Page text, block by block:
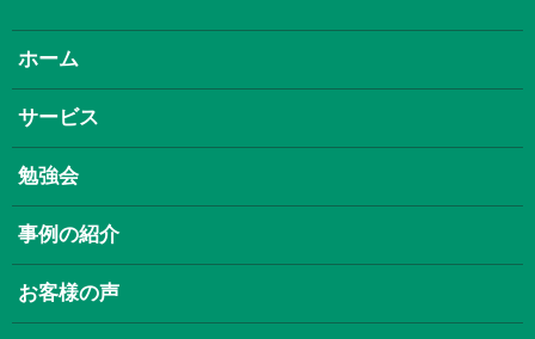
ホーム
サービス
勉強会
事例の紹介
お客様の声